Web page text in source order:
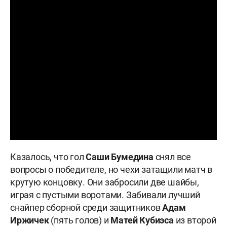
Казалось, что голСаши Бумедина снял все
вопросы о победителе, но чехи затащили матч в
крутую концовку. Они забросили две шайбы,
играя с пустыми воротами. Забивали лучший
снайпер сборной среди защитниковАдам
Иржичек(пять голов) и Матей Кубиэса из второй